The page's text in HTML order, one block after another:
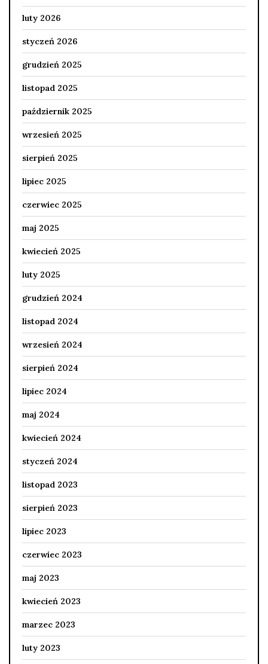
luty 2026
styczeń 2026
grudzień 2025
listopad 2025
październik 2025
wrzesień 2025
sierpień 2025
lipiec 2025
czerwiec 2025
maj 2025
kwiecień 2025
luty 2025
grudzień 2024
listopad 2024
wrzesień 2024
sierpień 2024
lipiec 2024
maj 2024
kwiecień 2024
styczeń 2024
listopad 2023
sierpień 2023
lipiec 2023
czerwiec 2023
maj 2023
kwiecień 2023
marzec 2023
luty 2023